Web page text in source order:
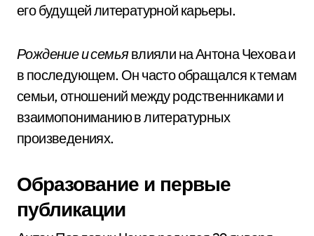
его будущей литературной карьеры.
Рождение и семьявлияли на Антона Чехова и
в последующем. Он часто обращался к темам
семьи, отношений между родственниками и
взаимопониманию в литературных
произведениях.
Образование и первые
публикации